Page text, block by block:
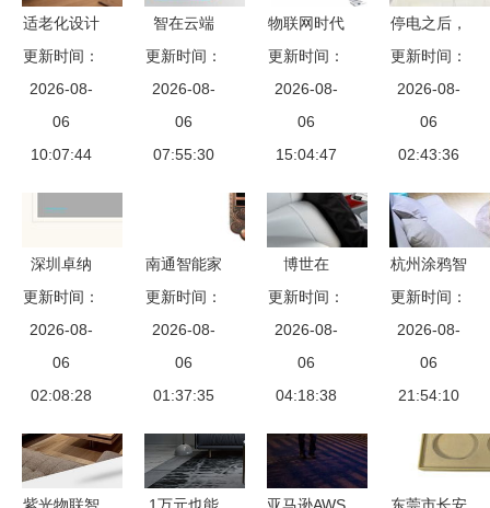
适老化设计
智能家居如
何满足银发
族的真实需
求
更新时间：
2026-08-
06
10:07:44
智在云端
解读智能家
居与传统智
能家居的边
界
更新时间：
2026-08-
06
07:55:30
物联网时代
下传统家具
与智能家居
设备的深度
对比
更新时间：
2026-08-
06
15:04:47
停电之后，
你家真的只
剩“傻”家电
了吗？
更新时间：
2026-08-
06
02:43:36
深圳卓纳
匠心策划与
设计，点亮
智能家居品
牌未来
更新时间：
2026-08-
06
02:08:28
南通智能家
居探索 寻
觅新型家居
智能锁的指
南
更新时间：
2026-08-
06
01:37:35
博世在
2019年
CES展上展
示未来交通
与智能家居
更新时间：
2026-08-
06
04:18:38
杭州涂鸦智
能助力智能
家居App开
发的特点与
设备生态解
更新时间：
2026-08-
06
21:54:10